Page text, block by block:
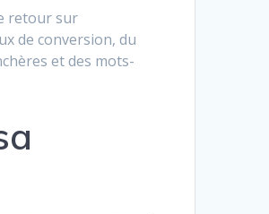
retour sur
de conversion, du
et des mots-